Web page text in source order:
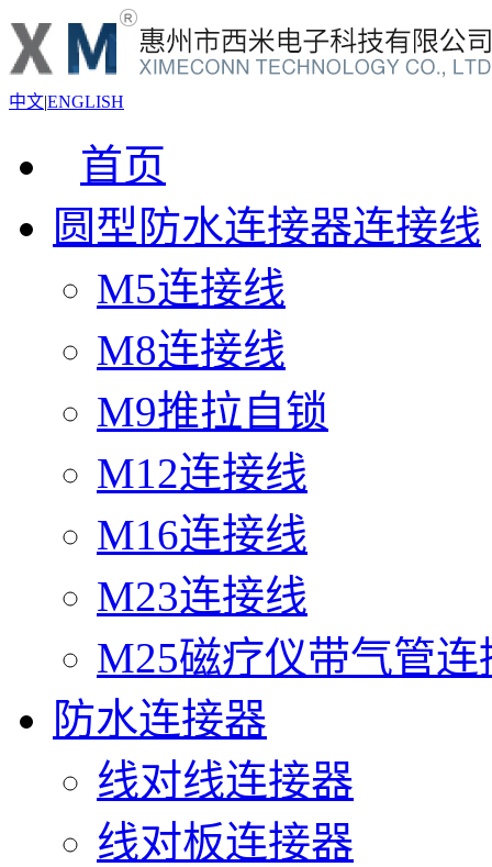
中文|ENGLISH
首页
圆型防水连接器连接线
M5连接线
M8连接线
M9推拉自锁
M12连接线
M16连接线
M23连接线
M25磁疗仪带气管连
防水连接器
线对线连接器
线对板连接器